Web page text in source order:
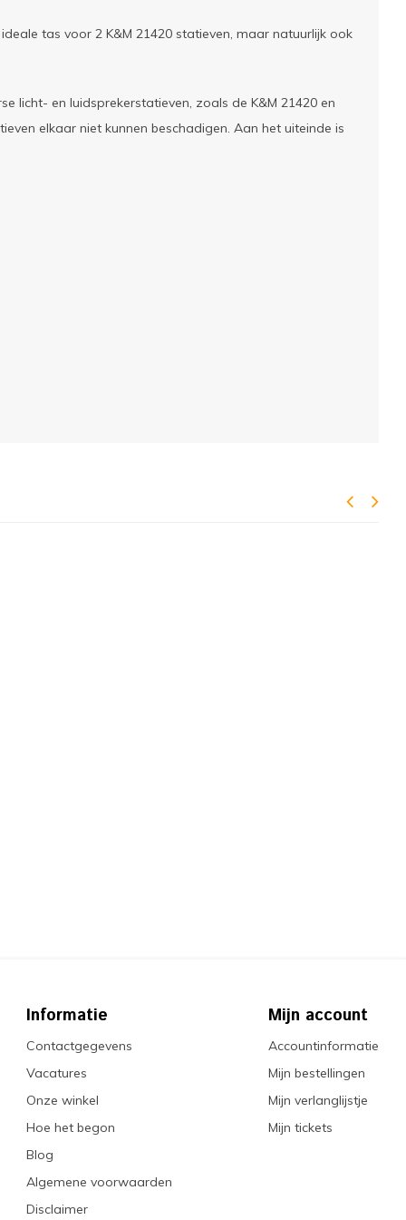
tas voor 2 K&M 21420 statieven, maar natuurlijk ook
licht- en luidsprekerstatieven, zoals de K&M 21420 en
elkaar niet kunnen beschadigen. Aan het uiteinde is
Informatie
Contactgegevens
Vacatures
Onze winkel
Hoe het begon
Blog
Algemene voorwaarden
Disclaimer
Mijn account
Accountinformatie
Mijn bestellingen
Mijn verlanglijstje
Mijn tickets